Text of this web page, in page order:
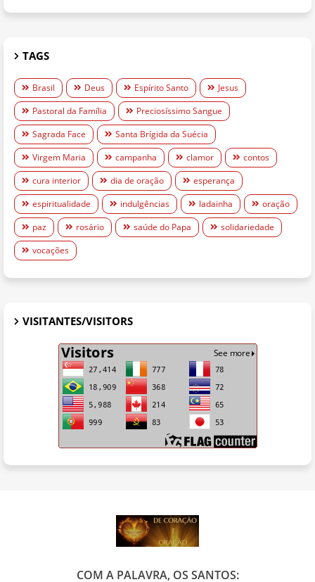
TAGS
Brasil Deus Espírito Santo
Jesus
Pastoral da Família
Preciosíssimo Sangue
Sagrada Face
Santa Brígida da Suécia
Virgem Maria
campanha clamor
contos
cura interior
dia de oração
esperança
espiritualidade
indulgências ladainha
oração
paz
rosário saúde do Papa
solidariedade
vocações
VISITANTES/VISITORS
COM A PALAVRA, OS SANTOS: